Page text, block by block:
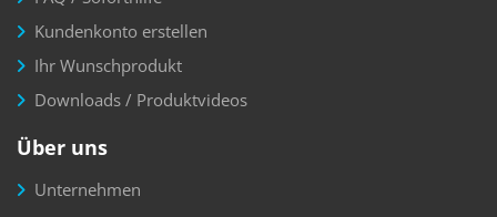
Kundenkonto erstellen
Ihr Wunschprodukt
Downloads / Produktvideos
Über uns
Unternehmen